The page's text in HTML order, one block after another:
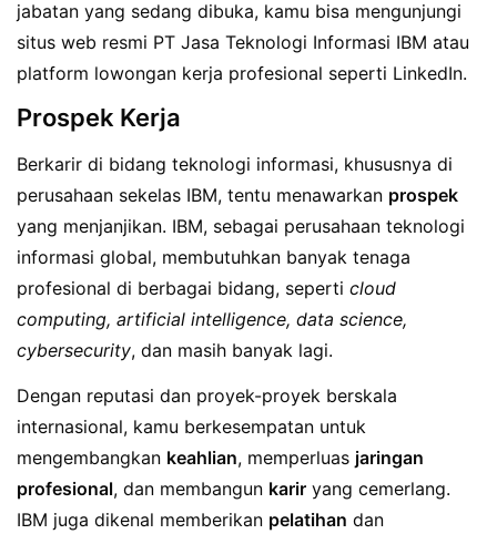
jabatan yang sedang dibuka, kamu bisa mengunjungi
situs web resmi PT Jasa Teknologi Informasi IBM atau
platform lowongan kerja profesional seperti LinkedIn.
Prospek Kerja
Berkarir di bidang teknologi informasi, khususnya di
perusahaan sekelas IBM, tentu menawarkan prospek
yang menjanjikan. IBM, sebagai perusahaan teknologi
informasi global, membutuhkan banyak tenaga
profesional di berbagai bidang, seperti cloud
computing, artificial intelligence, data science,
cybersecurity, dan masih banyak lagi.
Dengan reputasi dan proyek-proyek berskala
internasional, kamu berkesempatan untuk
mengembangkan keahlian, memperluas jaringan
profesional, dan membangun karir yang cemerlang.
IBM juga dikenal memberikan pelatihan dan